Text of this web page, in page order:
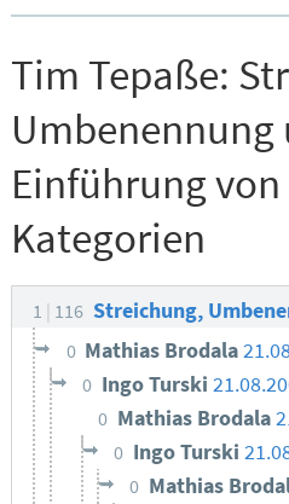
Tim Tepaße:
Umbenennung
Einführung
Kategorien
1 116 Streichung,
0 Mathias Brodala
0 Ingo Turski
0 Mathias Brodala
0 Ingo Turski
0 Mathias